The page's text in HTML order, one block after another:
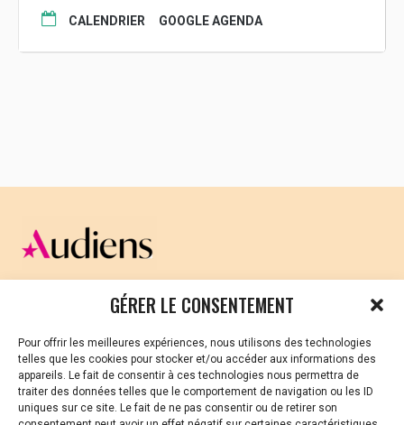
GÉRER LE CONSENTEMENT
Pour offrir les meilleures expériences, nous utilisons des technologies
telles que les cookies pour stocker et/ou accéder aux informations des
appareils. Le fait de consentir à ces technologies nous permettra de
traiter des données telles que le comportement de navigation ou les ID
uniques sur ce site. Le fait de ne pas consentir ou de retirer son
CALENDRIER GOOGLE AGENDA
CELLULE D’ÉCOUTE ET DE SOUTIEN PSYCHOLOGIQUE ET
Vous avez été témoin ou vous êtes victime de VSS ? Ou
vous êtes référent·es harcèlement en besoin de soutien
ou d’informations ?